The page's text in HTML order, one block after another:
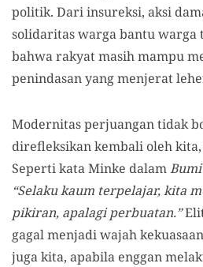
politik. Dari insureksi, aksi
solidaritas warga bantu warga
bahwa rakyat masih mampu
penindasan yang menjerat
Modernitas perjuangan tidak
direfleksikan kembali oleh
Seperti kata Minke dalam
“Selaku kaum terpelajar, kita
pikiran, apalagi perbuatan.”
gagal menjadi wajah
juga kita, apabila enggan